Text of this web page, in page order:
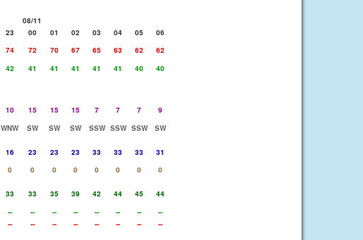
08/11
23 00 01 02 03 04 05
06
74 72 70 67 65 63 62
62
42 41 41 41 41 41 40
40
10 15 15 15 7 7 7
9
WNW SW SW SW SSW SSW SSW
SW
16 23 23 23 33 33 33
31
0 0 0 0 0 0 0
0
33 33 35 39 42 44 45
44
-- -- -- -- -- -- --
--
-- -- -- -- -- -- -- --